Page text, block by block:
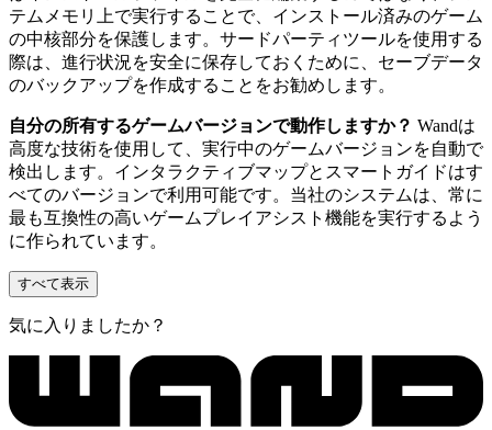
テムメモリ上で実行することで、インストール済みのゲーム
の中核部分を保護します。サードパーティツールを使用する
際は、進行状況を安全に保存しておくために、セーブデータ
のバックアップを作成することをお勧めします。
自分の所有するゲームバージョンで動作しますか？ Wandは
高度な技術を使用して、実行中のゲームバージョンを自動で
検出します。インタラクティブマップとスマートガイドはす
べてのバージョンで利用可能です。当社のシステムは、常に
最も互換性の高いゲームプレイアシスト機能を実行するよう
に作られています。
すべて表示
気に入りましたか？